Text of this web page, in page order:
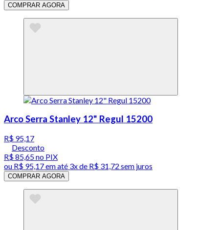
COMPRAR AGORA
Arco Serra Stanley 12" Regul 15200
R$ 95,17
Desconto
R$ 85,65no PIX
ou R$ 95,17em até 3x de R$ 31,72 sem juros
COMPRAR AGORA